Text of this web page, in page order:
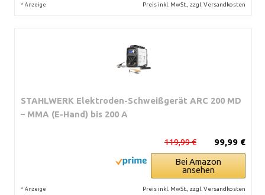
* Anzeige Preis inkl. MwSt., zzgl. Versandkosten
STAHLWERK Elektroden-Schweißgerät ARC 200 MD
– MMA (E-Hand) bis 200 A
99,99 €
119,99 €
Bei Amazon
ansehen
* Anzeige Preis inkl. MwSt., zzgl. Versandkosten